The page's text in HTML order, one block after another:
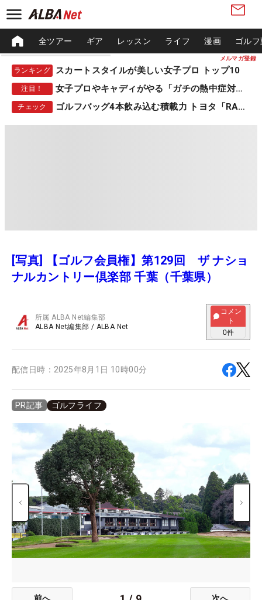
メルマガ登録
全ツアー ギア レッスン ライフ 漫画 ゴル
ランキング スカートスタイルが美しい女子プロ トップ10
注目！ 女子プロやキャディがやる「ガチの熱中症対策」
チェック ゴルフバッグ4本飲み込む積載力 トヨタ「RAV4」
[写真] 【ゴルフ会員権】第129回 ザ ナショ
ナルカントリー倶楽部 千葉（千葉県）
所属ALBA Net編集部
ALBA Net編集部 / ALBA Net
コメン
ト
0件
配信日時： 2025年8月1日 10時00分
PR記事 ゴルフライフ